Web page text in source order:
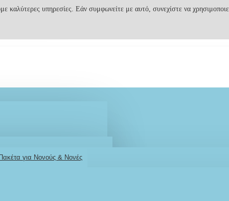
υπηρεσίες. Εάν συμφωνείτε με αυτό, συνεχίστε να
για Νονούς & Νονές